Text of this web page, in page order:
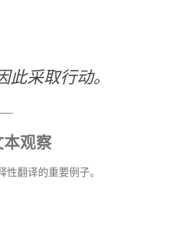
此采取行动。
本观察
翻译的重要例子。